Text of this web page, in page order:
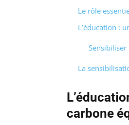
Le rôle
L’éducation :
Sensibiliser
La
carbone